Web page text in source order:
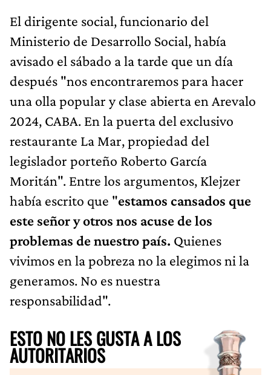
El dirigente social, funcionario del
Ministerio de Desarrollo Social, había
avisado el sábado a la tarde que un día
después "nos encontraremos para hacer
una olla popular y clase abierta en Arevalo
2024, CABA. En la puerta del exclusivo
restaurante La Mar, propiedad del
legislador porteño Roberto García
Moritán". Entre los argumentos, Klejzer
había escrito que "estamos cansados que
este señor y otros nos acuse de los
problemas de nuestro país. Quienes
vivimos en la pobreza no la elegimos ni la
generamos. No es nuestra
responsabilidad".
ESTO NO LES GUSTA A LOS
AUTORITARIOS